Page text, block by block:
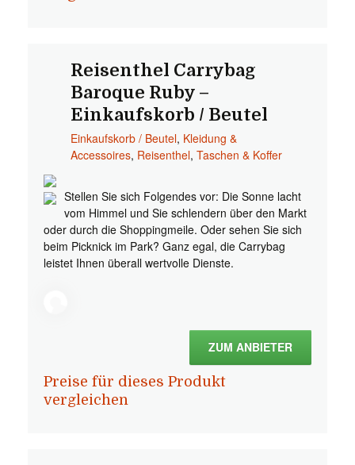
Reisenthel Carrybag
Baroque Ruby –
Einkaufskorb / Beutel
Einkaufskorb / Beutel, Kleidung &
Accessoires, Reisenthel, Taschen & Koffer
Stellen Sie sich Folgendes vor: Die Sonne lacht
vom Himmel und Sie schlendern über den Markt
oder durch die Shoppingmeile. Oder sehen Sie sich
beim Picknick im Park? Ganz egal, die Carrybag
leistet Ihnen überall wertvolle Dienste.
ZUM ANBIETER
Preise für dieses Produkt
vergleichen